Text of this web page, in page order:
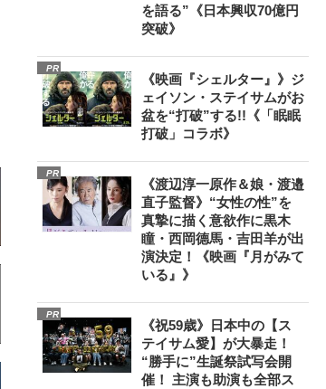
を語る”《日本興収70億円
突破》
PR
《映画『シェルター』》ジ
ェイソン・ステイサムがお
盆を“打破”する!!《「眠眠
打破」コラボ》
PR
《渡辺淳一原作＆娘・渡邉
直子監督》“女性の性”を
真摯に描く意欲作に黒木
瞳・西岡德馬・吉田羊が出
演決定！《映画『月がみて
いる』》
PR
《祝59歳》日本中の【ス
テイサム愛】が大暴走！
“勝手に”生誕祭試写会開
催！ 主演も助演も全部ス